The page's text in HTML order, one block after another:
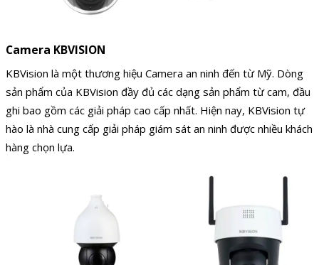
Camera KBVISION
KBVision là một thương hiệu Camera an ninh đến từ Mỹ. Dòng
sản phẩm của KBVision đầy đủ các dạng sản phẩm từ cam, đầu
ghi bao gồm các giải pháp cao cấp nhất. Hiện nay, KBVision tự
hào là nhà cung cấp giải pháp giám sát an ninh được nhiều khách
hàng chọn lựa.